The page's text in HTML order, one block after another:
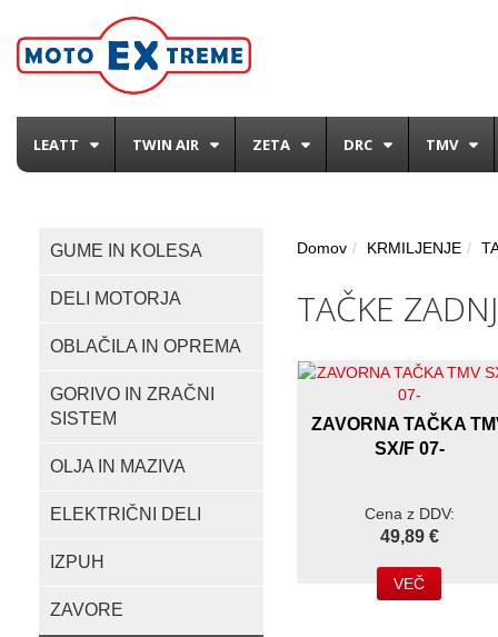
LEATT TWIN AIR ZETA DRC TMV
GUME IN KOLESA
DELI MOTORJA
OBLAČILA IN OPREMA
GORIVO IN ZRAČNI
SISTEM
OLJA IN MAZIVA
ELEKTRIČNI DELI
IZPUH
ZAVORE
Domov KRMILJENJE
TAČKE
ZAVORNA TAČKA
SX/F 07-
Cena z DDV:
49,89 €
VEČ